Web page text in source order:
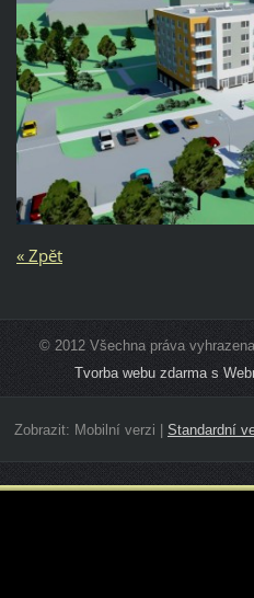
« Zpět
© 2012 Všechna práva
Tvorba webu zdarma s
Zobrazit: Mobilní verzi Standardní